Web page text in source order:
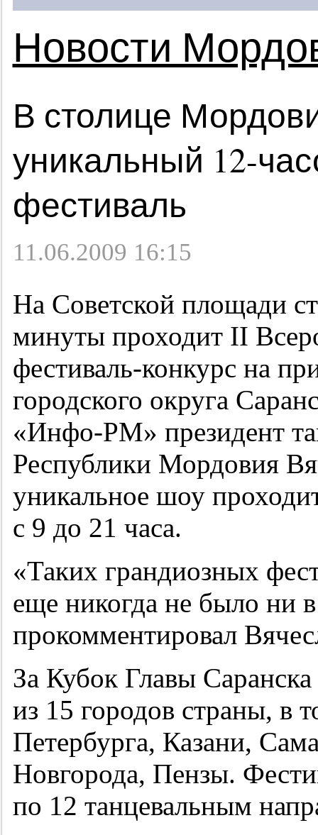
Новости
В столице
уникальный 12-
фестиваль
11.06.2009 16:15
На Советской площади
минуты проходит II
фестиваль-конкурс на
городского округа
«Инфо-РМ» президент
Республики Мордовия
уникальное шоу
с 9 до 21 часа.
«Таких грандиозных
еще никогда не было ни
прокомментировал
За Кубок Главы
из 15 городов страны, в
Петербурга, Казани,
Новгорода, Пензы.
по 12 танцевальным